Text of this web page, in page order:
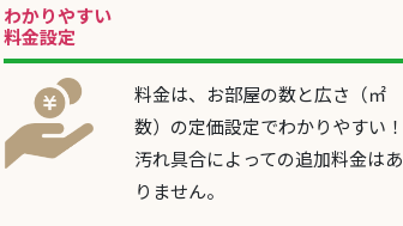
わかりやすい
料金設定
料金は、お部屋の数と広さ（㎡
数）の定価設定でわかりやすい！
汚れ具合によっての追加料金はあ
りません。